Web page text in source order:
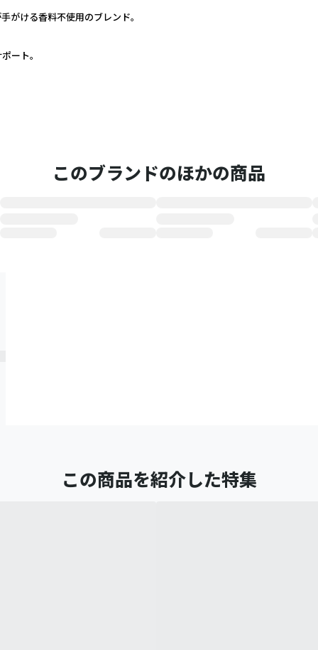
がける香料不使用のブレンド。
ート。
このブランドのほかの商品
この商品を紹介した特集